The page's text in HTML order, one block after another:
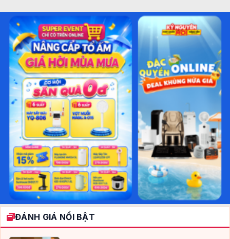
ĐÁNH GIÁ NỔI BẬT